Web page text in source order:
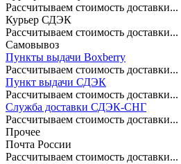
Рассчитываем стоимость доставки...
Курьер СДЭК
Рассчитываем стоимость доставки...
Самовывоз
Пункты выдачи Boxberry
Рассчитываем стоимость доставки...
Пункт выдачи СДЭК
Рассчитываем стоимость доставки...
Служба доставки СДЭК-СНГ
Рассчитываем стоимость доставки...
Прочее
Почта России
Рассчитываем стоимость доставки...